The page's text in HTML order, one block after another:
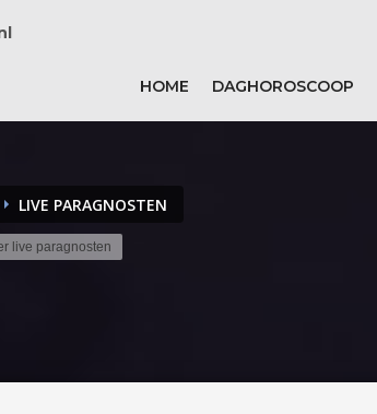
HOME DAGHOROSCOOP
LIVE PARAGNOSTEN
live paragnosten